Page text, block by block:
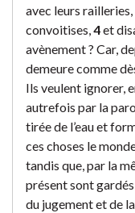
avec leurs
convoitises,4et
avènement ? Car,
demeure comme
Ils veulent ignorer,
autrefois par la
tirée de l’eau et
ces choses le
tandis que, par la
présent sont
du jugement et de